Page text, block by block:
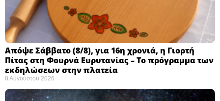
Απόψε Σάββατο (8/8), για 16η χρονιά, η Γιορτή
Πίτας στη Φουρνά Ευρυτανίας – Το πρόγραμμα των
εκδηλώσεων στην πλατεία
8 Αυγούστου 2026